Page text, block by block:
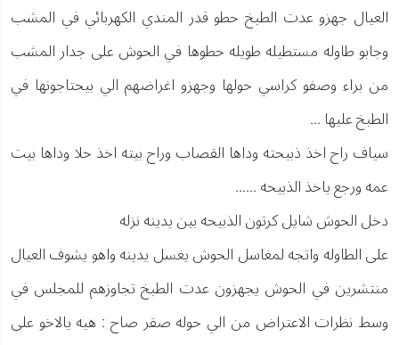
العيال جهزو عدت الطبخ حطو قدر المندي الكهربائي في المشب
وجابو طاوله مستطيله طويله حطوها في الحوش على جدار المشب
من براء وصفو كراسي حولها وجهزو اغراضهم الي بيحتاجونها في
الطبخ عليها ...
سياف راح اخذ ذبيحته وداها القصاب وراح بيته اخذ حلا وداها بيت
عمه ورجع ياخذ الذبيحه ......
دخل الحوش شايل كرتون الذبيحه بين يدينه نزله
على الطاوله واتجه لمغاسل الحوش يغسل يدينه واهو يشوف العيال
منتشرين في الحوش يجهزون عدت الطبخ تجاوزهم للمجلس في
وسط نظرات الاعتراض من الي حوله صقر صاح : هيه يالاخو على